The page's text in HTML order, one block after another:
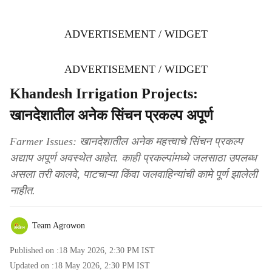
ADVERTISEMENT / WIDGET
ADVERTISEMENT / WIDGET
Khandesh Irrigation Projects:
खानदेशातील अनेक सिंचन प्रकल्प अपूर्ण
Farmer Issues: खानदेशातील अनेक महत्त्वाचे सिंचन प्रकल्प
अद्याप अपूर्ण अवस्थेत आहेत. काही प्रकल्पांमध्ये जलसाठा उपलब्ध
असला तरी कालवे, पाटचाऱ्या किंवा जलवाहिन्यांची कामे पूर्ण झालेली
नाहीत.
Team Agrowon
Published on :18 May 2026, 2:30 PM IST
Updated on :18 May 2026, 2:30 PM IST